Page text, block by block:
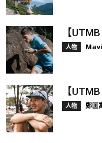
【
人物
【
人物 鄭匡